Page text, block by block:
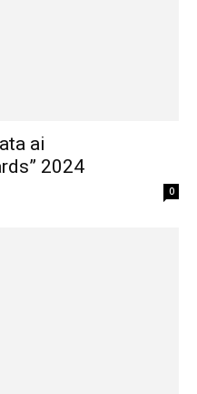
ai
2024
0